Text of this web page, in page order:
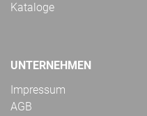
Kataloge
UNTERNEHMEN
Impressum
AGB